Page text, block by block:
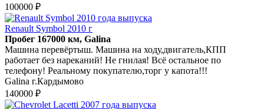
100000 ₽
Renault Symbol 2010 г
Пробег 167000 км, Galina
Машина перевёртыш. Машина на ходу,двигатель,КПП
работает без нареканий! Не гнилая! Всё остальное по
телефону! Реальному покупателю,торг у капота!!!
Galina г.Кардымово
140000 ₽